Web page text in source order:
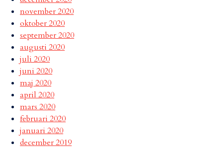
november 2020
oktober 2020
september 2020
augusti 2020
juli 2020
juni 2020
maj 2020
april 2020
mars 2020
februari 2020
januari 2020
december 2019